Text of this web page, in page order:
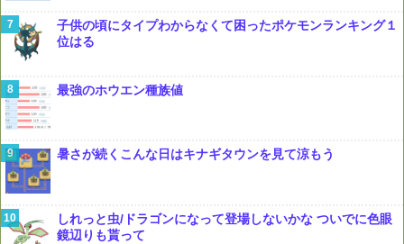
子供の頃にタイプわからなくて困ったポケモンランキング１
位はる
最強のホウエン種族値
暑さが続くこんな日はキナギタウンを見て涼もう
しれっと虫/ドラゴンになって登場しないかな ついでに色眼
鏡辺りも貰って